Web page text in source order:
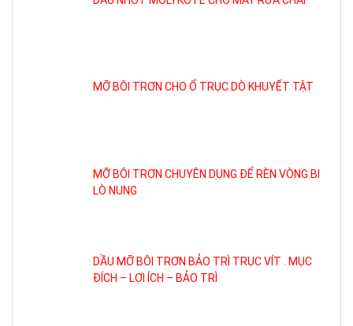
MỠ BÔI TRƠN CHO Ổ TRỤC DÒ KHUYẾT TẬT
MỠ BÔI TRƠN CHUYÊN DỤNG ĐỂ RÈN VÒNG BI
LÒ NUNG
DẦU MỠ BÔI TRƠN BẢO TRÌ TRỤC VÍT . MỤC
ĐÍCH – LỢI ÍCH – BẢO TRÌ